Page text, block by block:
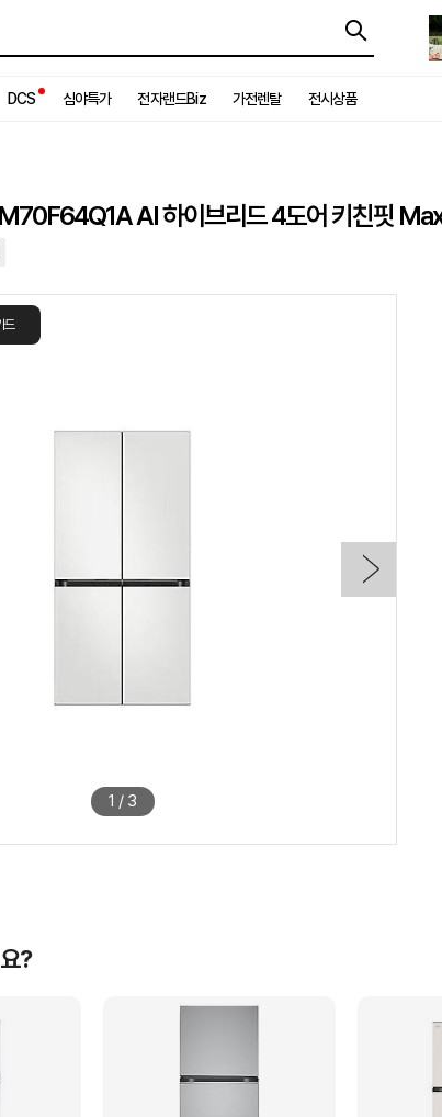
DCS 심야특가 전자랜드Biz 가전렌탈 전시상품
AI 하이브리드 4도어 키친핏
드
1 / 3
?